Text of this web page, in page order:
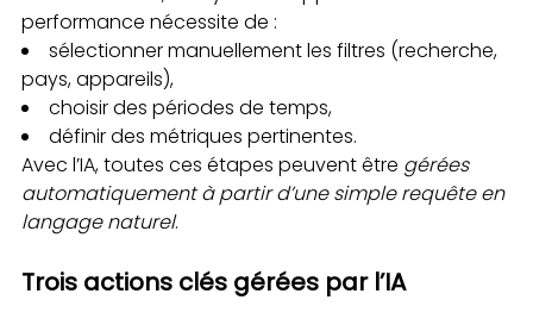
performance nécessite de :
sélectionner manuellement les filtres (recherche,
pays, appareils),
choisir des périodes de temps,
définir des métriques pertinentes.
Avec l’IA, toutes ces étapes peuvent être gérées
automatiquement à partir d’une simple requête en
langage naturel.
Trois actions clés gérées par l’IA